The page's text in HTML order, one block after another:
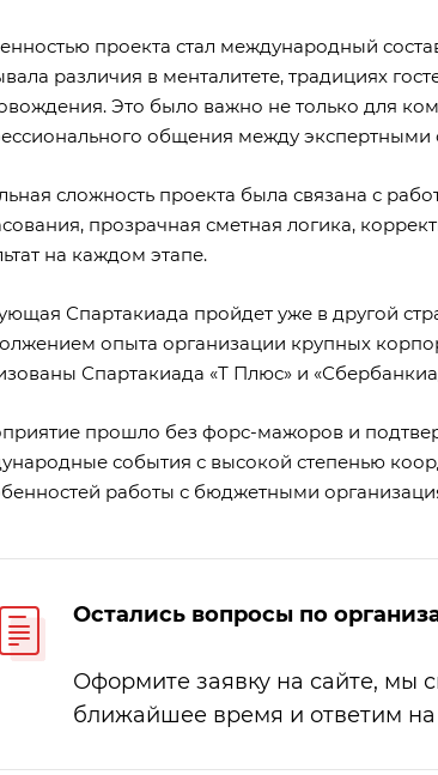
проекта стал международный
различия в менталитете, традициях
Это было важно не только для
общения между экспертными
сложность проекта была связана с
прозрачная сметная логика,
на каждом этапе.
Спартакиада пройдет уже в другой
опыта организации крупных
Спартакиада «Т Плюс» и
прошло без форс-мажоров и
события с высокой степенью
работы с бюджетными
Остались вопросы по
Оформите заявку на сайте, мы
ближайшее время и ответим